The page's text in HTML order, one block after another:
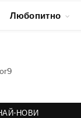
Любопитно
НОВИ